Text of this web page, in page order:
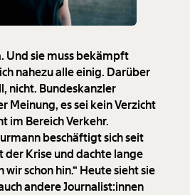
Und sie muss bekämpft
nahezu alle einig. Darüber
nicht. Bundeskanzler
Meinung, es sei kein Verzicht
im Bereich Verkehr.
beschäftigt sich seit
der Krise und dachte lange
wir schon hin.“ Heute sieht sie
andere Journalist:innen